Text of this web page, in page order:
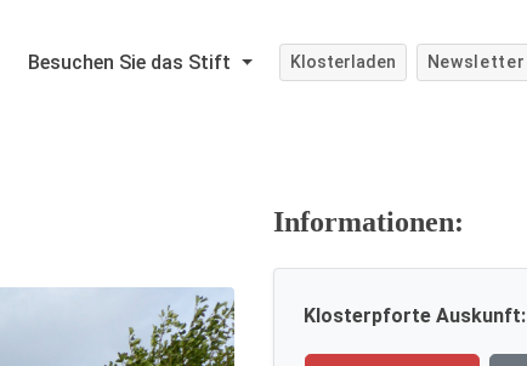
Besuchen Sie das Stift Klosterladen Newsletter
Informationen:
Klosterpforte Auskunft: